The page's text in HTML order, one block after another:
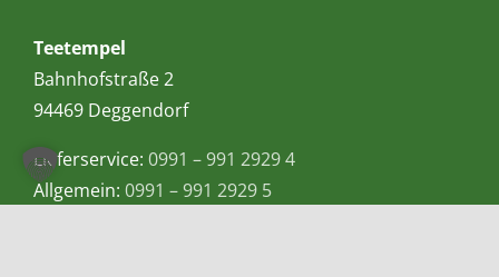
Teetempel
Bahnhofstraße 2
94469 Deggendorf
Lieferservice: 0991 – 991 2929 4
Allgemein: 0991 – 991 2929 5